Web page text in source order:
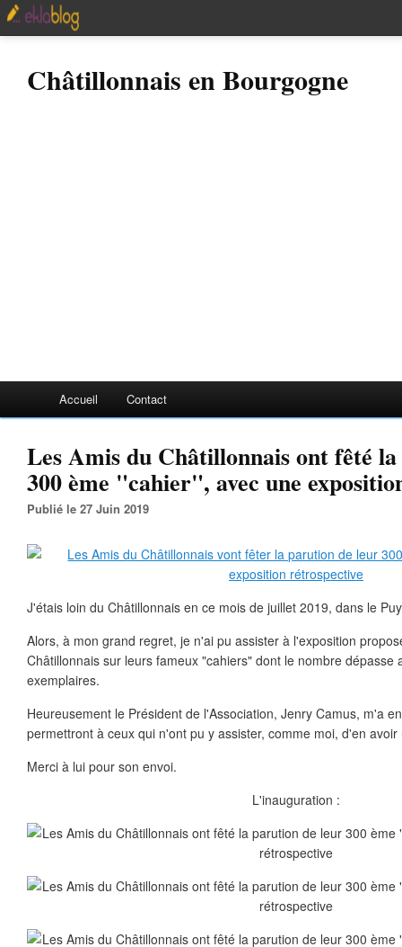
Châtillonnais en Bourgogne
Accueil Contact
Les Amis du Châtillonnais ont fêté
300 ème "cahier", avec une
Publié le 27 Juin 2019
J'étais loin du Châtillonnais en ce mois de juillet 2019, dans le
Alors, à mon grand regret, je n'ai pu assister à l'exposition
Châtillonnais sur leurs fameux "cahiers" dont le nombre dépasse
exemplaires.
Heureusement le Président de l'Association, Jenry Camus, m'a
permettront à ceux qui n'ont pu y assister, comme moi, d'en
Merci à lui pour son envoi.
L'inauguration :